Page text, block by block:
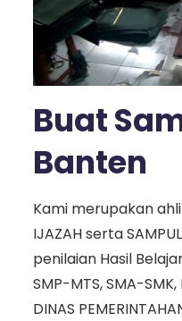
Buat
Banten
Kami merupakan
IJAZAH serta
penilaian Hasil
SMP-MTS, SMA-SMK,
DINAS